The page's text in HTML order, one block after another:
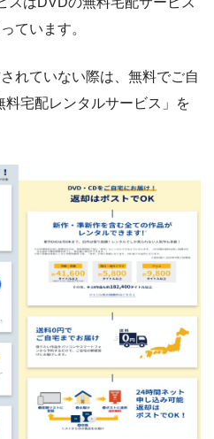
ー ・視聴できません
ています。
れていない際は、無料でご自
宅配レンタルサービス」を